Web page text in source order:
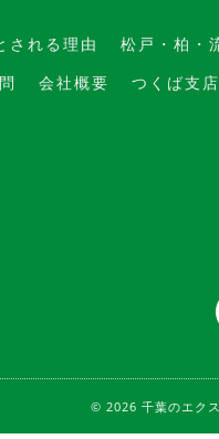
される理由 松戸・柏・
会社概要 つくば支店
© 2026 千葉のエク